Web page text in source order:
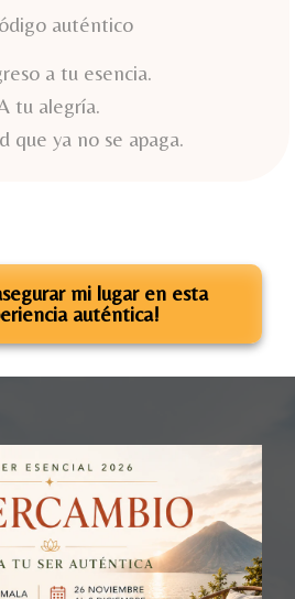
auténtico
a tu esencia.
tu alegría.
que ya no se apaga.
mi lugar en esta
auténtica!